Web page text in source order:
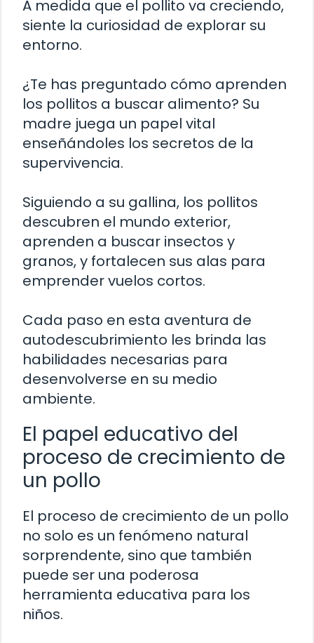
A medida que el pollito va creciendo,
siente la curiosidad de explorar su
entorno.
¿Te has preguntado cómo aprenden
los pollitos a buscar alimento? Su
madre juega un papel vital
enseñándoles los secretos de la
supervivencia.
Siguiendo a su gallina, los pollitos
descubren el mundo exterior,
aprenden a buscar insectos y
granos, y fortalecen sus alas para
emprender vuelos cortos.
Cada paso en esta aventura de
autodescubrimiento les brinda las
habilidades necesarias para
desenvolverse en su medio
ambiente.
El papel educativo del
proceso de crecimiento de
un pollo
El proceso de crecimiento de un pollo
no solo es un fenómeno natural
sorprendente, sino que también
puede ser una poderosa
herramienta educativa para los
niños.